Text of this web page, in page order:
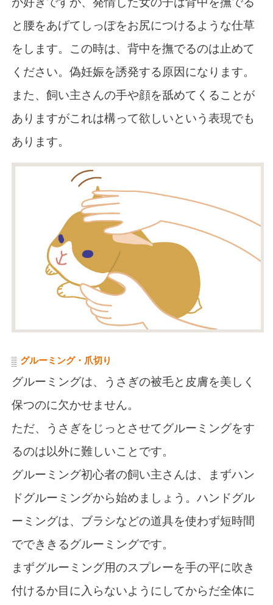
と腰をあげてしっぽをお尻につけるような仕草
をします。この時は、背中を撫でるのは止めて
ください。偽妊娠を誘発する原因になります。
また、飼い主さんの手や顔を舐めてくることが
ありますがこれは構って欲しいという表現でも
あります。
グルーミング・爪切り
グルーミングは、うさぎの被毛と皮膚を美しく
保つのに欠かせません。
ただ、うさぎをじっとさせてグルーミングをす
るのは以外に難しいことです。
グルーミング初心者の飼い主さんは、まずハン
ドグルーミングから始めましょう。ハンドグル
ーミングは、ブラシなどの道具を使わず短時間
ででききるグルーミングです。
まずグルーミング用のスプレーを手の平に吹き
付けるか目に入らないようにしてからだ全体に